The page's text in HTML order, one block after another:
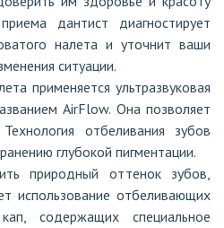
дантист диагностирует
налета и уточнит ваши
ситуации.
применяется ультразвуковая
AirFlow. Она позволяет
отбеливания зубов
глубокой пигментации.
природный оттенок зубов,
использование отбеливающих
содержащих специальное